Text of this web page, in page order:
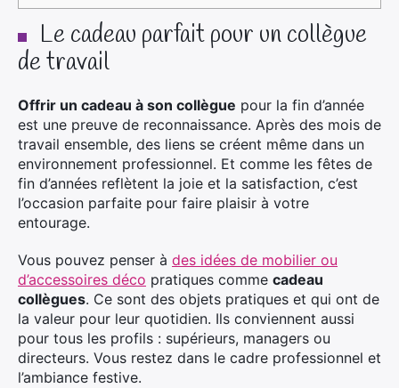
Le cadeau parfait pour un collègue
de travail
Offrir un cadeau à son collègue pour la fin d’année
est une preuve de reconnaissance. Après des mois de
travail ensemble, des liens se créent même dans un
environnement professionnel. Et comme les fêtes de
fin d’années reflètent la joie et la satisfaction, c’est
l’occasion parfaite pour faire plaisir à votre
entourage.
Vous pouvez penser à des idées de mobilier ou
d’accessoires déco pratiques comme cadeau
collègues. Ce sont des objets pratiques et qui ont de
la valeur pour leur quotidien. Ils conviennent aussi
pour tous les profils : supérieurs, managers ou
directeurs. Vous restez dans le cadre professionnel et
l’ambiance festive.